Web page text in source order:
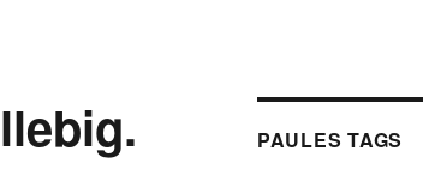
PAULES TAGS